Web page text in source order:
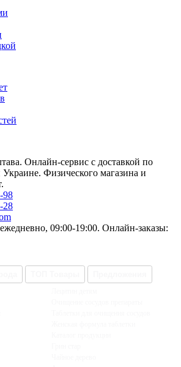
Онлайн-сервис с доставкой по
Физического магазина и
98
28
09:00-19:00. Онлайн-заказы: